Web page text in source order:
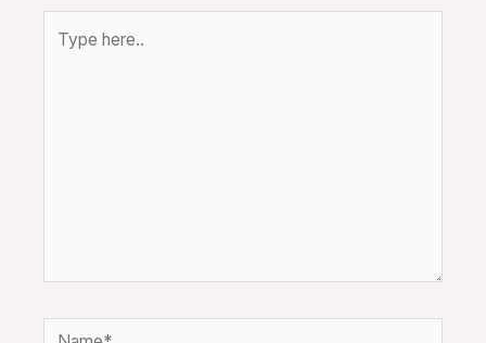
here..
Name*